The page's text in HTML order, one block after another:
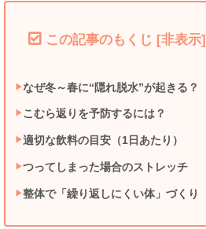
この記事のもくじ [非表示]
なぜ冬～春に“隠れ脱水”が起きる？
こむら返りを予防するには？
適切な飲料の目安（1日あたり）
つってしまった場合のストレッチ
整体で「繰り返しにくい体」づくり